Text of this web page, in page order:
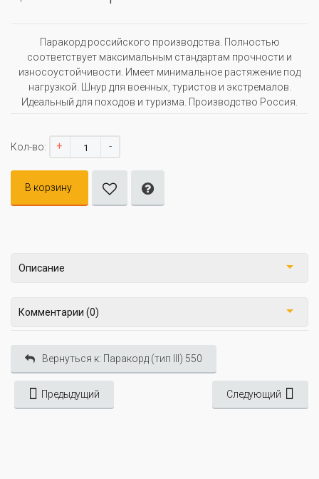
Паракорд российского производства. Полностью
соответствует максимальным стандартам прочности и
износоустойчивости. Имеет минимальное растяжение под
нагрузкой. Шнур для военных, туристов и экстремалов.
Идеальный для походов и туризма. Производство Россия.
Кол-во: + -
В корзину
Описание
Комментарии (0)
Вернуться к: Паракорд (тип III) 550
Предыдущий Следующий